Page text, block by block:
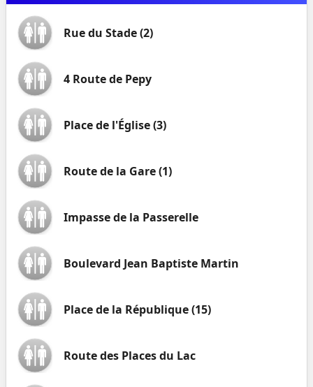
Rue du Stade (2)
4 Route de Pepy
Place de l'Église (3)
Route de la Gare (1)
Impasse de la Passerelle
Boulevard Jean Baptiste Martin
Place de la République (15)
Route des Places du Lac